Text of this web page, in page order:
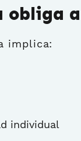
obliga
implica:
individual